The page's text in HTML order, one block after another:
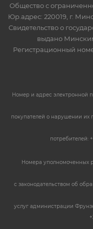
Общество с
Юр.адрес: 220019, г.
Свидетельство о
выдано
Регистрационный
Номер и адрес электронной
покупателей о нарушении их
потребителей:
Номера уполномоченных
с законодательством об
услуг администрации